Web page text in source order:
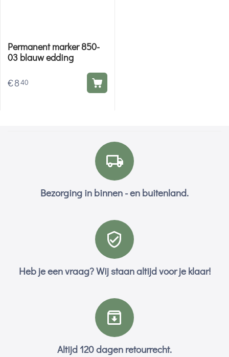
Permanent marker 850-
03 blauw edding
€840
Bezorging in binnen - en buitenland.
Heb je een vraag? Wij staan altijd voor je klaar!
Altijd 120 dagen retourrecht.